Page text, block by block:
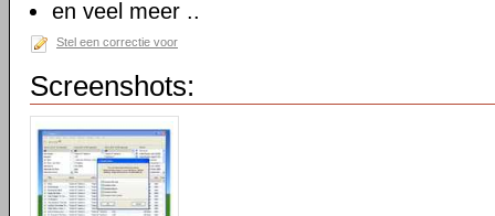
en veel meer ..
Stel een correctie voor
Screenshots: